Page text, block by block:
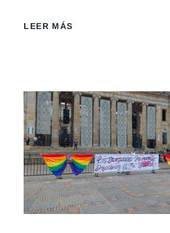
LEER MÁS